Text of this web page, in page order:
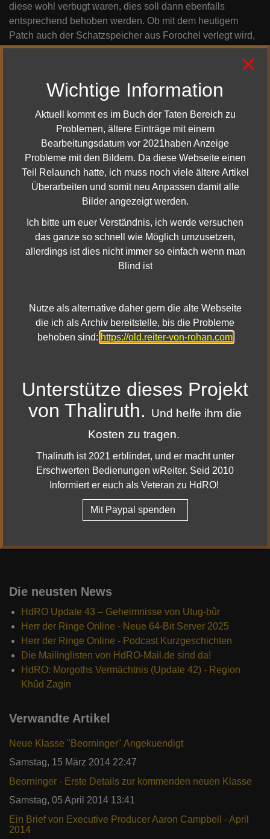
diese wohl verbugt waren, dies soll dann ebenfalls
entsprechend behoben werden. Ob mit dem heutigem
Patch auch der Schatzspeicher aus Forochel verlegt wird,
denn man derzeit nicht erreichen kann ist noch unbekannt.
versetzten möchte. Auch war auch Bullroarer zu oben
während der Downtime zur Verfügung stehen.
Ich werde euch entsprechend gerne heute Abend in
meinemLight Night Stream ab 19Uhr entsprechend
Informieren, und auch gegebenenfalls die neuen
Änderungen zeigen was Pele und die Bedrohungen
angehen. Schaltet heute Abend dazu einfach ein auf
Mehr Details dazu
Impressum & Datenschutz | Facebook
Youtube | Twitter |
Twitch | Discord
© 2010 - 2022 Reiter von Rohan
Die neusten News
HdRO Update 43 – Geheimnisse von Utug-bûr
Herr der Ringe Online - Neue 64-Bit Server 2025
Herr der Ringe Online - Podcast Kurzgeschichten
Die Mailinglisten von HdRO-Mail.de sind da!
HdRO: Morgoths Vermächtnis (Update 42) - Region
Khûd Zagin
Verwandte Artikel
Neue Klasse "Beorninger" Angekuendigt
Samstag, 15 März 2014 22:47
Beorninger - Erste Details zur kommenden neuen Klasse
Samstag, 05 April 2014 13:41
Ein Brief von Executive Producer Aaron Campbell - April
2014
×
Wichtige Information
Aktuell kommt es im Buch der Taten Bereich zu
Problemen, ältere Einträge mit einem
Bearbeitungsdatum vor 2021haben Anzeige
Probleme mit den Bildern. Da diese Webseite einen
Teil Relaunch hatte, ich muss noch viele ältere Artikel
Überarbeiten und somit neu Anpassen damit alle
Bilder angezeigt werden.
Ich bitte um euer Verständnis, ich werde versuchen
das ganze so schnell wie Möglich umzusetzen,
allerdings ist dies nicht immer so einfach wenn man
Blind ist
Nutze als alternative daher gern die alte Webseite
die ich als Archiv bereitstelle, bis die Probleme
behoben sind: https://old.reiter-von-rohan.com
Unterstütze dieses Projekt
von Thaliruth.
Und helfe ihm die
Kosten zu tragen.
Thaliruth ist 2021 erblindet, und er macht unter
Erschwerten Bedienungen wReiter. Seid 2010
Informiert er euch als Veteran zu HdRO!
Mit Paypal spenden